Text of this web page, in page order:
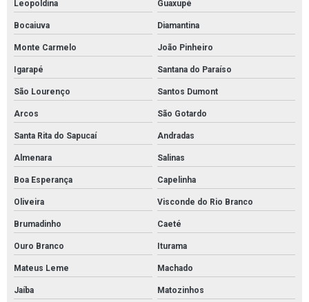
Absorvente industrial para petróleo e derivados
Absorvente para hidrocarbonetos
Absorvente para óleo e combustíveis
Absorventes industriais
Cordão absorvente
Cordão absorvente de derivados de petróleo
Cordão absorvente de óleo
Cordão absorvente industrial
Cordão absorvente para contenção de vazamento de óleo
Cordão absorvente para contenção de óleo
Cordão absorvente para indústrias químicas
Leopoldina Guaxupé
Bocaiuva Diamantina
Monte Carmelo João Pinheiro
Igarapé Santana do Paraíso
São Lourenço Santos Dumont
Arcos São Gotardo
Santa Rita do Sapucaí Andradas
Almenara Salinas
Boa Esperança Capelinha
Oliveira Visconde do Rio Branco
Brumadinho Caeté
Ouro Branco Iturama
Mateus Leme Machado
Jaíba Matozinhos